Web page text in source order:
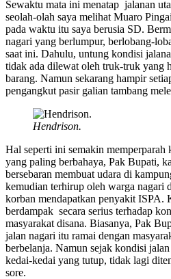
Sewaktu mata ini menatap jalanan
seolah-olah saya melihat Muaro
pada waktu itu saya berusia SD.
nagari yang berlumpur, berlobang-
saat ini. Dahulu, untung kondisi
tidak ada dilewat oleh truk-truk yang
barang. Namun sekarang hampir
pengangkut pasir galian tambang
Hendrison.
Hal seperti ini semakin memperparah
yang paling berbahaya, Pak Bupati,
bersebaran membuat udara di
kemudian terhirup oleh warga nagari
korban mendapatkan penyakit ISPA.
berdampak secara serius terhadap
masyarakat disana. Biasanya, Pak
jalan nagari itu ramai dengan
berbelanja. Namun sejak kondisi
kedai-kedai yang tutup, tidak lagi
sore.